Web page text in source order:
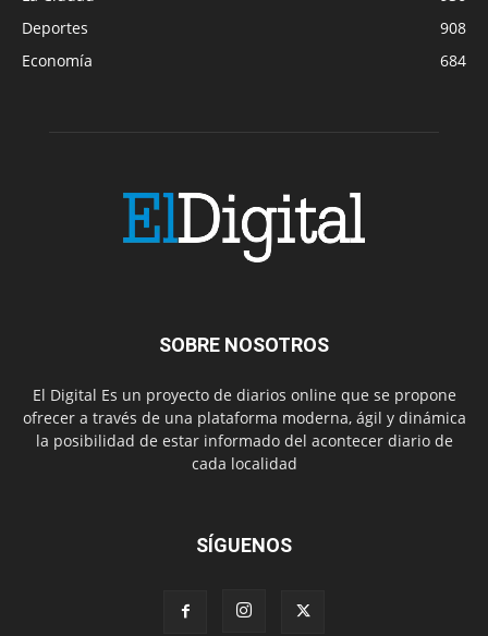
Deportes
908
Economía
684
SOBRE NOSOTROS
El Digital Es un proyecto de diarios online que se propone
ofrecer a través de una plataforma moderna, ágil y dinámica
la posibilidad de estar informado del acontecer diario de
cada localidad
SÍGUENOS